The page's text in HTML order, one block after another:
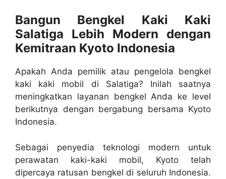
Bangun Bengkel Kaki Kaki
Salatiga Lebih Modern dengan
Kemitraan Kyoto Indonesia
Apakah Anda pemilik atau pengelola bengkel
kaki kaki mobil di Salatiga? Inilah saatnya
meningkatkan layanan bengkel Anda ke level
berikutnya dengan bergabung bersama Kyoto
Indonesia.
Sebagai penyedia teknologi modern untuk
perawatan kaki-kaki mobil, Kyoto telah
dipercaya ratusan bengkel di seluruh Indonesia.